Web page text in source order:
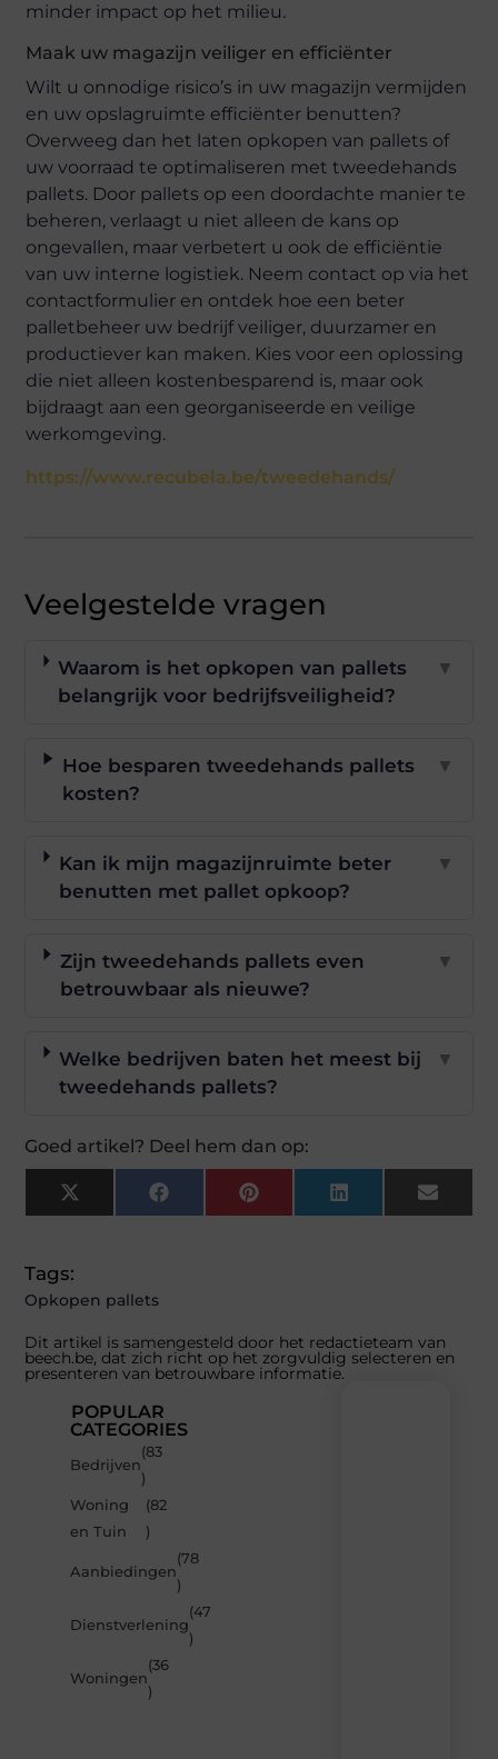
minder impact op het milieu.
Maak uw magazijn veiliger en efficiënter
Wilt u onnodige risico’s in uw magazijn vermijden
en uw opslagruimte efficiënter benutten?
Overweeg dan het laten opkopen van pallets of
uw voorraad te optimaliseren met tweedehands
pallets. Door pallets op een doordachte manier te
beheren, verlaagt u niet alleen de kans op
ongevallen, maar verbetert u ook de efficiëntie
van uw interne logistiek. Neem contact op via het
contactformulier en ontdek hoe een beter
palletbeheer uw bedrijf veiliger, duurzamer en
productiever kan maken. Kies voor een oplossing
die niet alleen kostenbesparend is, maar ook
bijdraagt aan een georganiseerde en veilige
werkomgeving.
https://www.recubela.be/tweedehands/
Veelgestelde vragen
Waarom is het opkopen van pallets
belangrijk voor bedrijfsveiligheid?
▼
Hoe besparen tweedehands pallets
kosten?
▼
Kan ik mijn magazijnruimte beter
benutten met pallet opkoop?
▼
Zijn tweedehands pallets even
betrouwbaar als nieuwe?
▼
Welke bedrijven baten het meest bij
tweedehands pallets?
▼
Goed artikel? Deel hem dan op:
X
(Twitter)
FacebookPinterestLinkedInEmail
Tags:
Opkopen pallets
Dit artikel is samengesteld door het redactieteam van
beech.be, dat zich richt op het zorgvuldig selecteren en
presenteren van betrouwbare informatie.
POPULAR
CATEGORIES
Bedrijven
(83
)
Woning
en Tuin
(82
)
Aanbiedingen
(78
)
Dienstverlening
(47
)
Woningen
(36
)